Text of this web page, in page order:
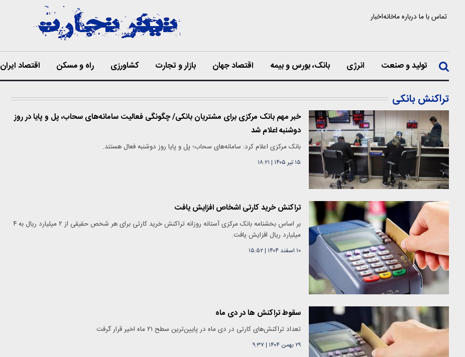
تماس با مادرباره ماخانهاخبار
تولید و صنعت انرژی بانک، بورس و بیمه اقتصاد جهان بازار و تجارت کشاورزی راه و مسکن اقتصاد ایران
تراکنش بانکی
خبر مهم بانک مرکزی برای مشتریان بانکی/ چگونگی فعالیت سامانه‌های سحاب، پل و پایا در روز
دوشنبه اعلام شد
بانک مرکزی اعلام کرد: سامانه‌های سحاب؛ پل و پایا روز دوشنبه فعال هستند.
۱۵ تیر ۱۴۰۵ | ۱۸:۲۱
تراکنش خرید کارتی اشخاص افزایش یافت
بر اساس بخشنامه بانک مرکزی آستانه روزانه تراکنش خرید کارتی برای هر شخص حقیقی از ۲ میلیارد ریال به ۴
میلیارد ریال افزایش یافت.
۱۰ اسفند ۱۴۰۴ |۱۵:۵۲
سقوط تراکنش ها در دی ماه
تعداد تراکنش‌های کارتی در دی ماه در پایین‌ترین سطح ۲۱ ماه اخیر قرار گرفت
۲۹ بهمن ۱۴۰۴ | ۹:۳۷